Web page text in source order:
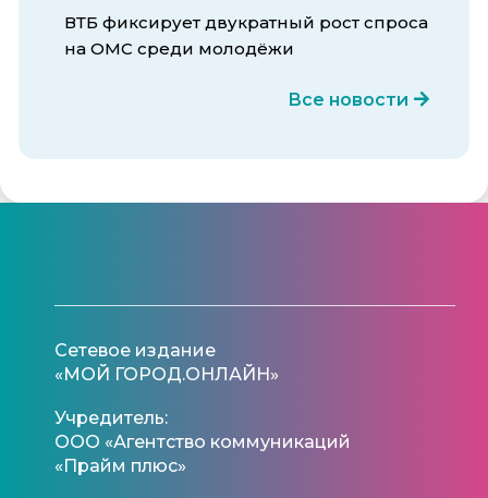
ВТБ фиксирует двукратный рост спроса
на ОМС среди молодёжи
Все новости
Сетевое издание
«МОЙ ГОРОД.ОНЛАЙН»
Учредитель:
ООО «Агентство коммуникаций
«Прайм плюс»